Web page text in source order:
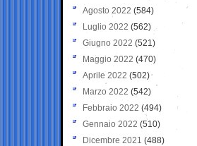
Agosto 2022 (584)
Luglio 2022 (562)
Giugno 2022 (521)
Maggio 2022 (470)
Aprile 2022 (502)
Marzo 2022 (542)
Febbraio 2022 (494)
Gennaio 2022 (510)
Dicembre 2021 (488)